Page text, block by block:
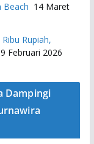
Beach 14 Maret
Rupiah,
9 Februari 2026
Dampingi